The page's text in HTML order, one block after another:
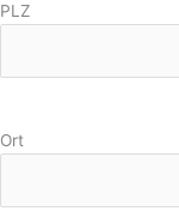
PLZ
Ort